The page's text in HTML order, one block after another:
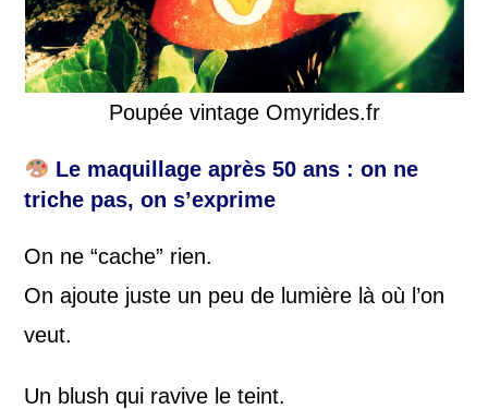
Poupée vintage Omyrides.fr
Le maquillage après 50 ans : on ne
triche pas, on s’exprime
On ne “cache” rien.
On ajoute juste un peu de lumière là où l’on
veut.
Un blush qui ravive le teint.